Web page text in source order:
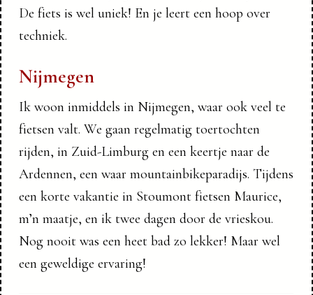
De fiets is wel uniek! En je leert een hoop over
techniek.
Nijmegen
Ik woon inmiddels in Nijmegen, waar ook veel te
fietsen valt. We gaan regelmatig toertochten
rijden, in Zuid-Limburg en een keertje naar de
Ardennen, een waar mountainbikeparadijs. Tijdens
een korte vakantie in Stoumont fietsen Maurice,
m’n maatje, en ik twee dagen door de vrieskou.
Nog nooit was een heet bad zo lekker! Maar wel
een geweldige ervaring!